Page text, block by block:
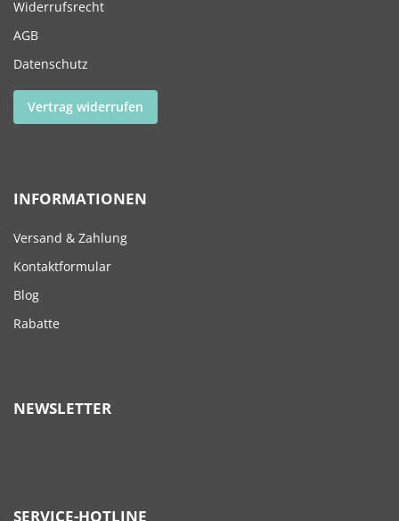
Widerrufsrecht
AGB
Datenschutz
Vertrag widerrufen
INFORMATIONEN
Versand & Zahlung
Kontaktformular
Blog
Rabatte
NEWSLETTER
SERVICE-HOTLINE